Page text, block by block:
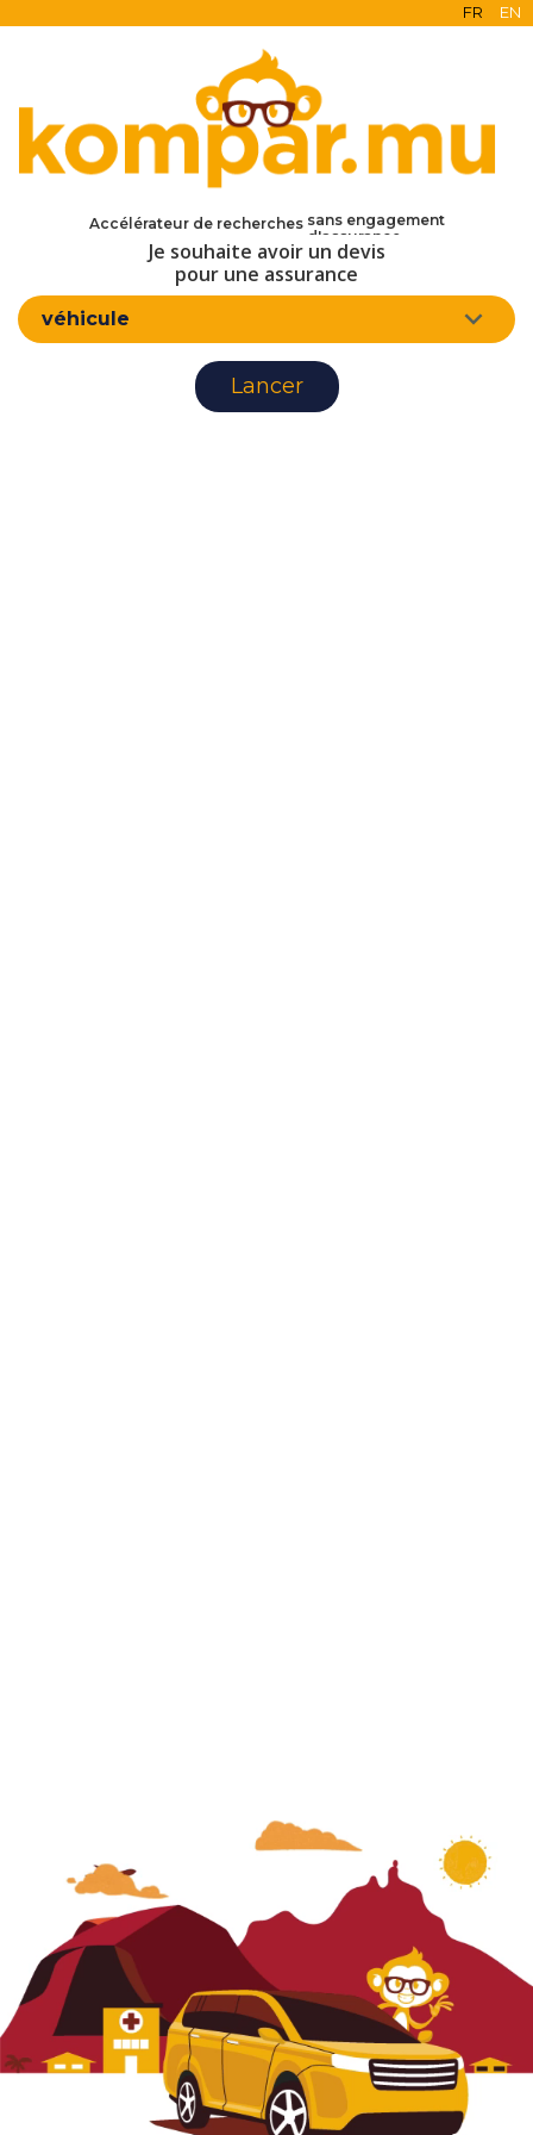
FR EN
Accélérateur de recherches
en ligne
d'assurance
Je souhaite avoir un devis
pour une assurance
véhicule
Lancer